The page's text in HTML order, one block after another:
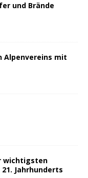
und Brände
Alpenvereins mit
wichtigsten
Jahrhunderts